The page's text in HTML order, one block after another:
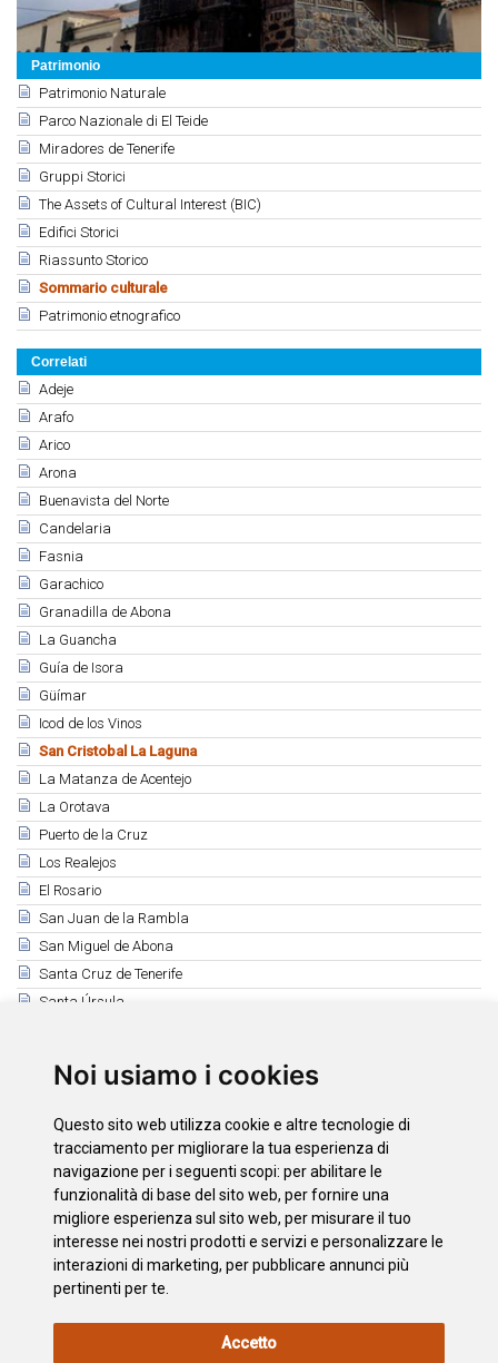
Noi usiamo i cookies
Questo sito web utilizza cookie e altre tecnologie di
tracciamento per migliorare la tua esperienza di
navigazione per i seguenti scopi: per abilitare le
funzionalità di base del sito web, per fornire una
migliore esperienza sul sito web, per misurare il tuo
interesse nei nostri prodotti e servizi e personalizzare le
interazioni di marketing, per pubblicare annunci più
pertinenti per te
Accetto
Patrimonio
Patrimonio Naturale
Parco Nazionale di El Teide
Miradores de Tenerife
Gruppi Storici
The Assets of Cultural Interest (BIC)
Edifici Storici
Riassunto Storico
Sommario culturale
Patrimonio etnografico
Correlati
Adeje
Arafo
Arico
Arona
Buenavista del Norte
Candelaria
Fasnia
Garachico
Granadilla de Abona
La Guancha
Guía de Isora
Güímar
Icod de los Vinos
San Cristobal La Laguna
La Matanza de Acentejo
La Orotava
Puerto de la Cruz
Los Realejos
El Rosario
San Juan de la Rambla
San Miguel de Abona
Santa Cruz de Tenerife
Santa Úrsula
Los Silos
El Tanque
Tegueste
La Victoria de Acentejo
Vilaflor